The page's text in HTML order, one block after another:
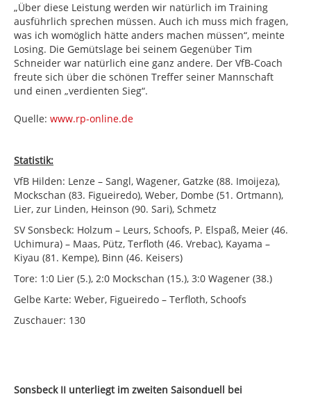
„Über diese Leistung werden wir natürlich im Training
ausführlich sprechen müssen. Auch ich muss mich fragen,
was ich womöglich hätte anders machen müssen“, meinte
Losing. Die Gemütslage bei seinem Gegenüber Tim
Schneider war natürlich eine ganz andere. Der VfB-Coach
freute sich über die schönen Treffer seiner Mannschaft
und einen „verdienten Sieg“.
Quelle: www.rp-online.de
Statistik:
VfB Hilden: Lenze – Sangl, Wagener, Gatzke (88. Imoijeza),
Mockschan (83. Figueiredo), Weber, Dombe (51. Ortmann),
Lier, zur Linden, Heinson (90. Sari), Schmetz
SV Sonsbeck: Holzum – Leurs, Schoofs, P. Elspaß, Meier (46.
Uchimura) – Maas, Pütz, Terfloth (46. Vrebac), Kayama –
Kiyau (81. Kempe), Binn (46. Keisers)
Tore: 1:0 Lier (5.), 2:0 Mockschan (15.), 3:0 Wagener (38.)
Gelbe Karte: Weber, Figueiredo – Terfloth, Schoofs
Zuschauer: 130
Sonsbeck II unterliegt im zweiten Saisonduell bei